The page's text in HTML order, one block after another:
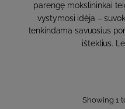
parengę mokslininkai
vystymosi idėja –
tenkindama savuosius
išteklius.
Showing 1